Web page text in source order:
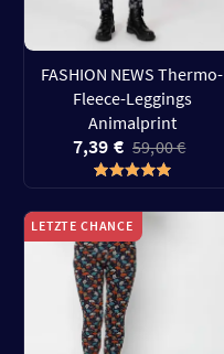
FASHION NEWS Thermo-
Fleece-Leggings
Animalprint
7,39 € 59,00 €
LETZTE CHANCE